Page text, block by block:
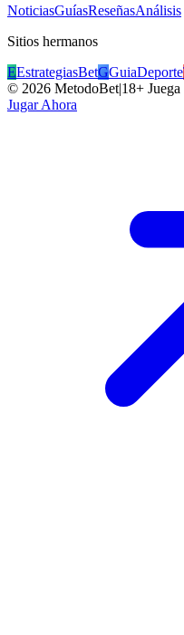
NoticiasGuíasReseñasAnálisis
Sitios hermanos
EEstrategiasBetGGuiaDeporte
© 2026 MetodoBet|18+
Jugar Ahora